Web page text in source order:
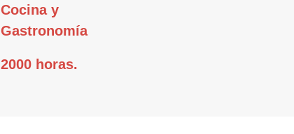
Cocina y
Gastronomía
2000 horas.